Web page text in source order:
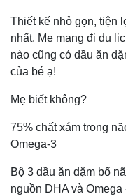
Thiết kế nhỏ gọn, tiện
nhất. Mẹ mang đi du
nào cũng có dầu ăn
của bé ạ!
Mẹ biết không?
75% chất xám trong
Omega-3
Bộ 3 dầu ăn dặm bổ
nguồn DHA và